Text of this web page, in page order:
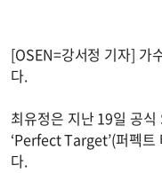
[OSEN=강서정 기자] 가
다.
최유정은 지난 19일 공
‘Perfect Target’(퍼펙트
다.